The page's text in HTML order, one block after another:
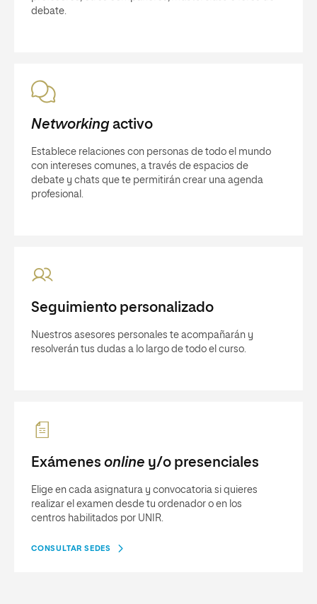
debate.
Networkingactivo
Establece relaciones con personas de todo el mundo
con intereses comunes, a través de espacios de
debate y chats que te permitirán crear una agenda
profesional.
Seguimiento personalizado
Nuestros asesores personales te acompañarán y
resolverán tus dudas a lo largo de todo el curso.
Exámenes online y/o presenciales
Elige en cada asignatura y convocatoria si quieres
realizar el examen desde tu ordenador o en los
centros habilitados por UNIR.
CONSULTAR SEDES